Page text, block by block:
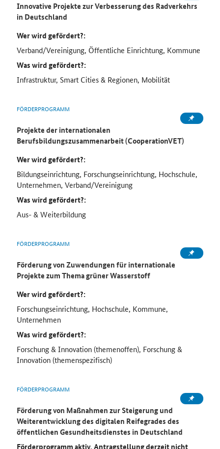
Innovative Projekte zur Verbesserung des Radverkehrs
in Deutschland
Wer wird gefördert?:
Verband/Vereinigung, Öffentliche Einrichtung, Kommune
Was wird gefördert?:
Infrastruktur, Smart Cities & Regionen, Mobilität
FÖRDERPROGRAMM
Projekte der internationalen
Berufsbildungszusammenarbeit (CooperationVET)
Wer wird gefördert?:
Bildungseinrichtung, Forschungseinrichtung, Hochschule,
Unternehmen, Verband/Vereinigung
Was wird gefördert?:
Aus- & Weiterbildung
FÖRDERPROGRAMM
Förderung von Zuwendungen für internationale
Projekte zum Thema grüner Wasserstoff
Wer wird gefördert?:
Forschungseinrichtung, Hochschule, Kommune,
Unternehmen
Was wird gefördert?:
Forschung & Innovation (themenoffen), Forschung &
Innovation (themenspezifisch)
FÖRDERPROGRAMM
Förderung von Maßnahmen zur Steigerung und
Weiterentwicklung des digitalen Reifegrades des
öffentlichen Gesundheitsdienstes in Deutschland
Förderprogramm aktiv, Antragstellung derzeit nicht